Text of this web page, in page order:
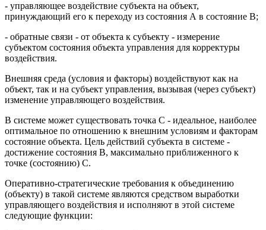
- управляющее воздействие субъекта на объект,
принуждающий его к переходу из состояния А в состояние В;
- обратные связи - от объекта к субъекту - измерение
субъектом состояния объекта управления для корректуры
воздействия.
Внешняя среда (условия и факторы) воздействуют как на
объект, так и на субъект управления, вызывая (через субъект)
изменение управляющего воздействия.
В системе может существовать точка С - идеальное, наиболее
оптимальное по отношению к внешним условиям и факторам
состояние объекта. Цель действий субъекта в системе -
достижение состояния В, максимально приближенного к
точке (состоянию) С.
Оперативно-стратегические требования к объединению
(объекту) в такой системе являются средством выработки
управляющего воздействия и исполняют в этой системе
следующие функции: